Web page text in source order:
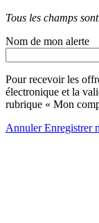
Tous les champs
Nom de mon alerte
Pour recevoir les
électronique et la
rubrique « Mon
AnnulerEnregistrer